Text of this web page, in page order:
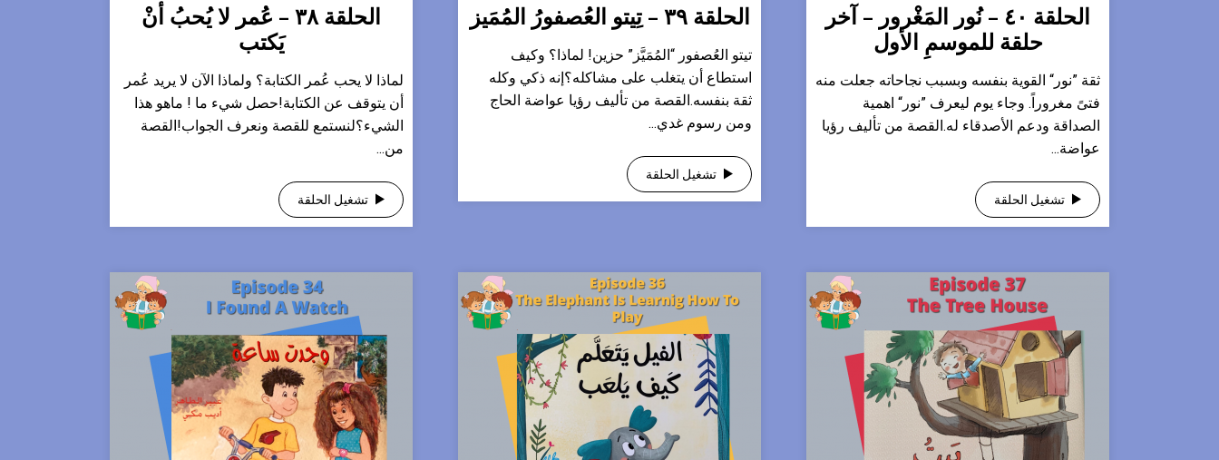
الحلقة ٤٠ – نُور المَغْرور – آخر
حلقة للموسمِ الأول
ثقة ”نور“ القوية بنفسه وبسبب نجاحاته جعلت منه
فتىً مغروراً. وجاء يوم ليعرف ”نور“ اهمية
الصداقة ودعم الأصدقاء له.القصة من تأليف رؤيا
عواضة...
تشغيل الحلقة
الحلقة ٣٩ – تِيتو العُصفورُ المُمَيز
تيتو العُصفور “المُمَيَّز” حزين! لماذا؟ وكيف
استطاع أن يتغلب على مشاكله؟إنه ذكي وكله
ثقة بنفسه.القصة من تأليف رؤيا عواضة الحاج
ومن رسوم غدي...
تشغيل الحلقة
الحلقة ٣٨ – عُمر لا يُحبُ أنْ
يَكتب
لماذا لا يحب عُمر الكتابة؟ ولماذا الآن لا يريد عُمر
أن يتوقف عن الكتابة!حصل شيء ما ! ماهو هذا
الشيء؟لنستمع للقصة ونعرف الجواب!القصة
من...
تشغيل الحلقة